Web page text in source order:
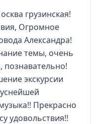
грузинская!
Огромное
Александра!
темы, очень
познавательно!
экскурсии
Прекрасно
удовольствия!!